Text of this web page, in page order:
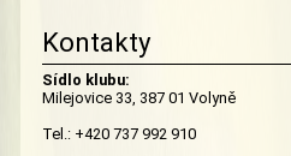
Kontakty
Sídlo klubu:
Milejovice 33, 387 01 Volyně
Tel.: +420 737 992 910